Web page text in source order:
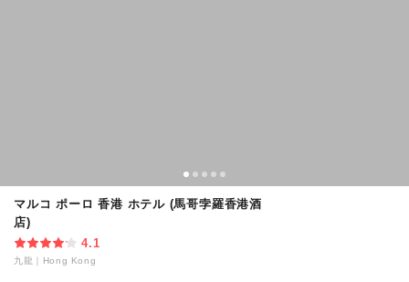
マルコ ポーロ 香港 ホテル (馬哥孛羅香港酒
店)
4.1
九龍 Hong Kong